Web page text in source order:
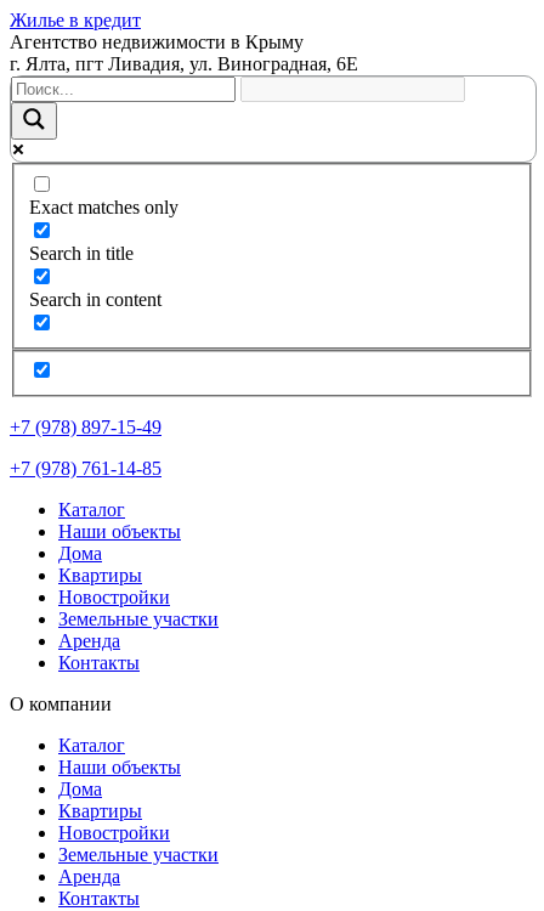
Жилье в кредит
Агентство недвижимости в Крыму
г. Ялта, пгт Ливадия, ул. Виноградная, 6Е
Exact matches only
Search in title
Search in content
+7 (978) 897-15-49
+7 (978) 761-14-85
Каталог
Наши объекты
Дома
Квартиры
Новостройки
Земельные участки
Аренда
Контакты
О компании
Каталог
Наши объекты
Дома
Квартиры
Новостройки
Земельные участки
Аренда
Контакты